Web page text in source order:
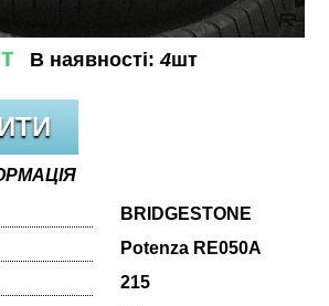
В наявності:4шт
BRIDGESTONE
Potenza RE050A
215